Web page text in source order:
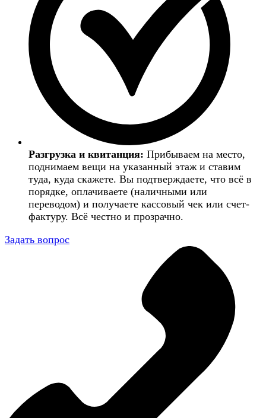
Разгрузка и квитанция: Прибываем на место,
поднимаем вещи на указанный этаж и ставим
туда, куда скажете. Вы подтверждаете, что всё в
порядке, оплачиваете (наличными или
переводом) и получаете кассовый чек или счет-
фактуру. Всё честно и прозрачно.
Задать вопрос